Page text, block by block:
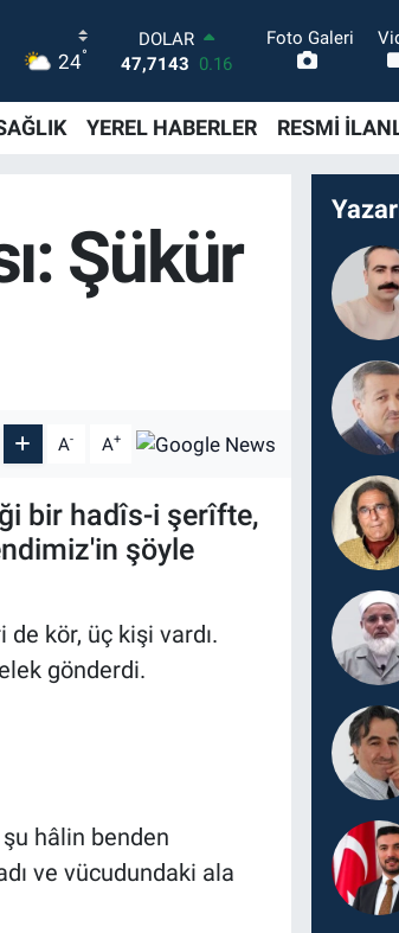
24°
DOLAR
47,7143 0.16
STERLİN
BİST100
13.799
BITCOIN
Foto Galeri
YEREL HABERLER RESMİ
Şükür
A- A+
bir hadîs-i şerîfte,
şöyle
kör, üç kişi vardı.
gönderdi.
hâlin benden
ve vücudundaki ala